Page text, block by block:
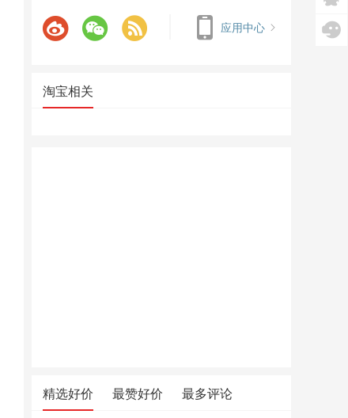
应用中心
淘宝相关
精选好价 最赞好价 最多评论